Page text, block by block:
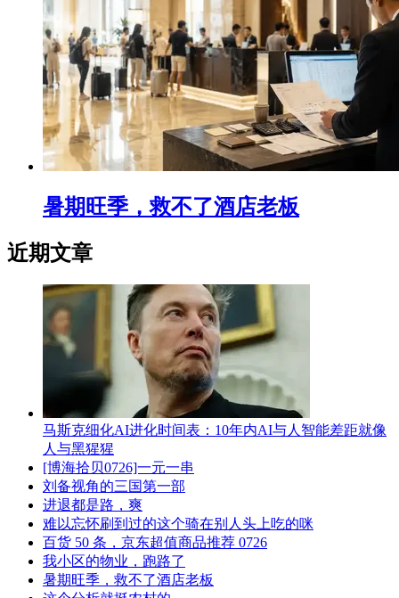
暑期旺季，救不了酒店老板
近期文章
马斯克细化AI进化时间表：10年内AI与人智能差距就像
人与黑猩猩
[博海拾贝0726]一元一串
刘备视角的三国第一部
进退都是路，爽
难以忘怀刷到过的这个骑在别人头上吃的咪
百货 50 条，京东超值商品推荐 0726
我小区的物业，跑路了
暑期旺季，救不了酒店老板